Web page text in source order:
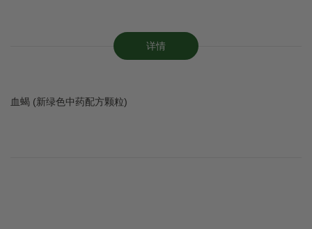
详情
血蝎 (新绿色中药配方颗粒)